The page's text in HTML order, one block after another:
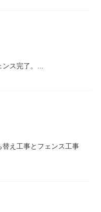
ス完了。...
え工事とフェンス工事